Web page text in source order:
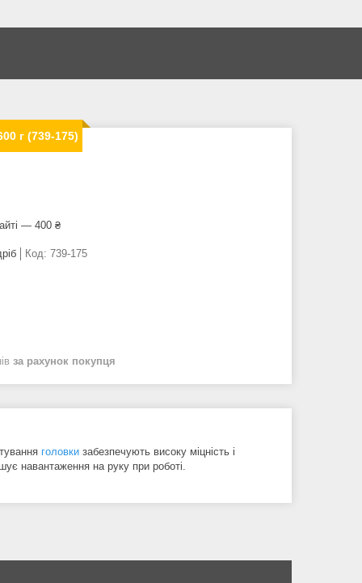
г (739-175)
— 400 ₴
Код: 739-175
за рахунок покупця
головки забезпечують високу міцність і
навантаження на руку при роботі.